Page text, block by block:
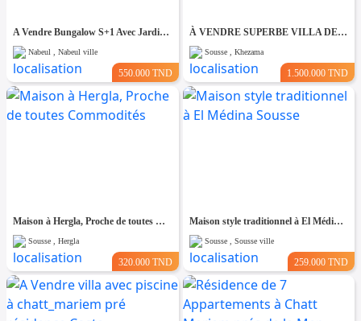
A Vendre Bungalow S+1 Avec Jardin à Club Farah, Nabeul
Nabeul , Nabeul ville
550.000 TND
À VENDRE SUPERBE VILLA DE 760 m² À KHZEMA OUEST
Sousse , Khezama
1.500.000 TND
Maison à Hergla, Proche de toutes Commodités
Sousse , Hergla
320.000 TND
Maison style traditionnel à El Médina Sousse
Sousse , Sousse ville
259.000 TND